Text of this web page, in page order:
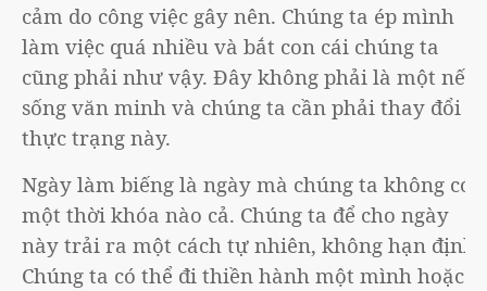
cảm do công việc gây nên. Chúng ta ép mình
làm việc quá nhiều và bắt con cái chúng ta
cũng phải như vậy. Đây không phải là một nếp
sống văn minh và chúng ta cần phải thay đổi
thực trạng này.
Ngày làm biếng là ngày mà chúng ta không có
một thời khóa nào cả. Chúng ta để cho ngày
này trải ra một cách tự nhiên, không hạn định.
Chúng ta có thể đi thiền hành một mình hoặc